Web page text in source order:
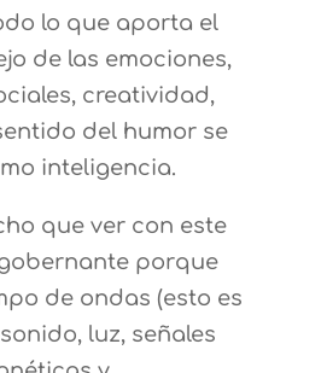
lo que aporta el
de las emociones,
creatividad,
del humor se
inteligencia.
que ver con este
porque
de ondas (esto es
luz, señales